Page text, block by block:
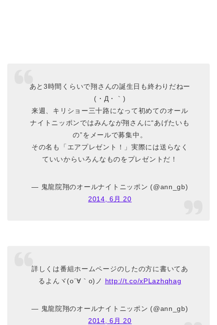
あと3時間くらいで翔さんの誕生日も終わりだねー
(・Д・｀)
来週、キリショー三十路になって初めてのオール
ナイトニッポンではみんなが翔さんに“あげたいも
の”をメールで募集中。
その名も「エアプレゼント！」実際には送らなく
ていいからいろんなものをプレゼントだ！
— 鬼龍院翔のオールナイトニッポン (@ann_gb)
2014, 6月 20
詳しくは番組ホームページのしたの方に書いてあ
るよんヾ(o´∀｀o)ノ http://t.co/xPLazhqhag
— 鬼龍院翔のオールナイトニッポン (@ann_gb)
2014, 6月 20